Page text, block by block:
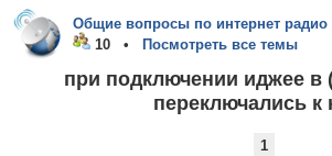
Общие вопросы по интернет
10 •
Посмотреть все темы
при подключении иджее в
переключались к
1